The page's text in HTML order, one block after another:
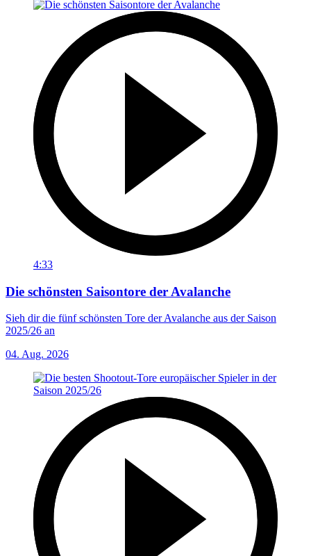
4:33
Die schönsten Saisontore der Avalanche
Sieh dir die fünf schönsten Tore der Avalanche aus der Saison
2025/26 an
04. Aug. 2026